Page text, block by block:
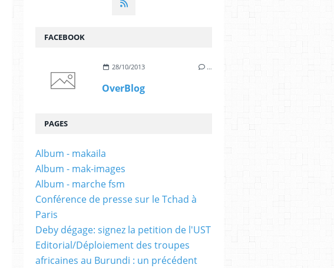
FACEBOOK
28/10/2013 …
OverBlog
PAGES
Album - makaila
Album - mak-images
Album - marche fsm
Conférence de presse sur le Tchad à
Paris
Deby dégage: signez la petition de l'UST
Editorial/Déploiement des troupes
africaines au Burundi : un précédent